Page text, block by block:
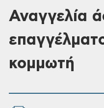
Αναγγελία
κομμωτή